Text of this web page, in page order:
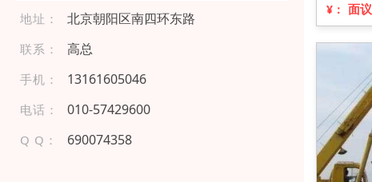
地址： 北京朝阳区南四环东路
联系： 高总
手机： 1 31 616 05 046
电话： 01 0- 5 742 960 0
Q Q： 690074358
¥： 面议